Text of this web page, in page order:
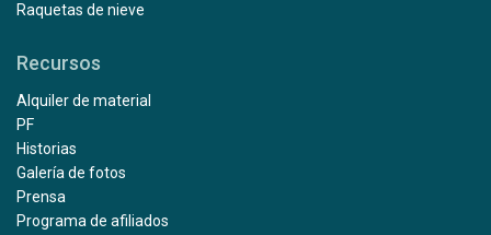
Raquetas de nieve
Recursos
Alquiler de material
PF
Historias
Galería de fotos
Prensa
Programa de afiliados